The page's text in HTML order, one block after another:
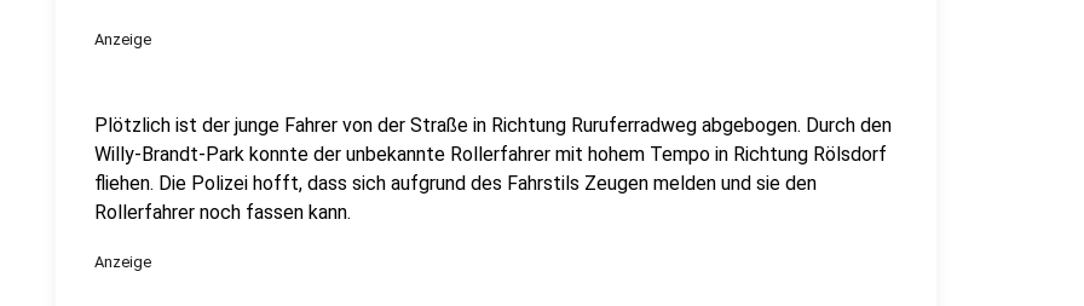
Anzeige
Plötzlich ist der junge Fahrer von der Straße in Richtung Ruruferradweg abgebogen. Durch den
Willy-Brandt-Park konnte der unbekannte Rollerfahrer mit hohem Tempo in Richtung Rölsdorf
fliehen. Die Polizei hofft, dass sich aufgrund des Fahrstils Zeugen melden und sie den
Rollerfahrer noch fassen kann.
Anzeige